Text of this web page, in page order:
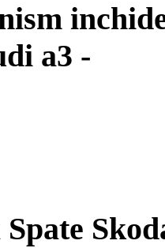
a3 -